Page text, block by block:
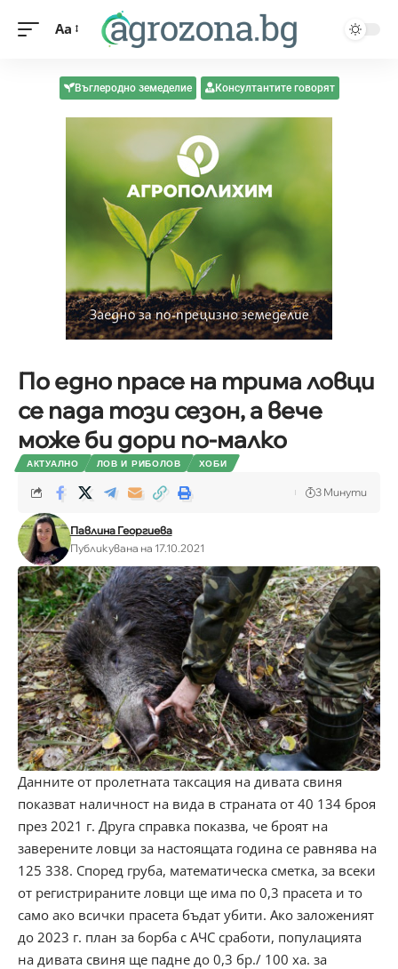
Aa
Въглеродно земеделие Консултантите говорят
По едно прасе на трима ловци
се пада този сезон, а вече
може би дори по-малко
АКТУАЛНО ЛОВ И РИБОЛОВ ХОБИ
Павлина Георгиева
Публикувана на 17.10.2021
3 Минути
Данните от пролетната таксация на дивата свиня
показват наличност на вида в страната от 40 134 броя
през 2021 г. Друга справка показва, че броят на
заверените ловци за настоящата година се равнява на
125 338. Според груба, математическа сметка, за всеки
от регистрираните ловци ще има по 0,3 прасета и то
само ако всички прасета бъдат убити. Ако заложеният
до 2023 г. план за борба с АЧС сработи, популацията
на дивата свиня ще падне до 0,3 бр./ 100 ха. за